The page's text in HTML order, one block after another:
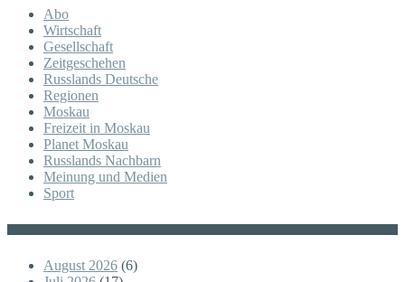
Abo
Wirtschaft
Gesellschaft
Zeitgeschehen
Russlands Deutsche
Regionen
Moskau
Freizeit in Moskau
Planet Moskau
Russlands Nachbarn
Meinung und Medien
Sport
August 2026 (6)